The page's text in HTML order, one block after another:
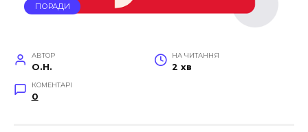
ПОРАДИ
АВТОР
O.H.
НА ЧИТАННЯ
2 хв
КОМЕНТАРІ
0